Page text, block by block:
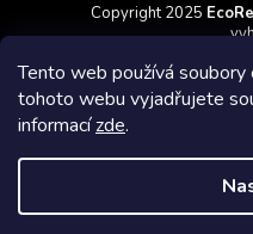
Tento web používá soubory
tohoto webu vyjadřujete
informacízde.
Copyright 2025